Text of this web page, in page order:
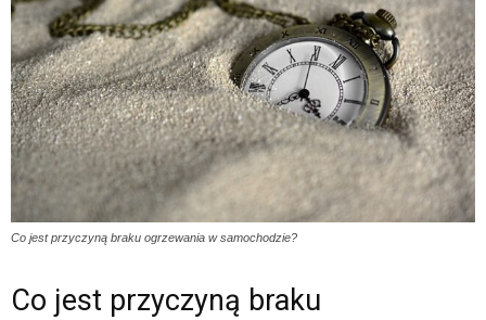
Co jest przyczyną braku ogrzewania w samochodzie?
Co jest przyczyną braku